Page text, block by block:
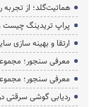
هماتیت‌گلد؛ از تجربه رشد ۲۰۰۰ درصدی تا بحران‌های
پراپ تریدینگ چیست
ارتقا و بهینه سازی
معرفی سنجور؛
معرفی سنجور؛
ردیابی گوشی سرقتی